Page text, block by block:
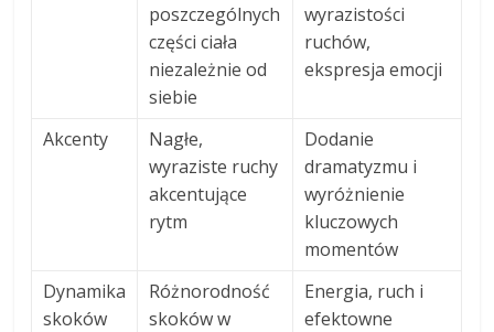
poszczególnych
części ciała
niezależnie od
siebie
wyrazistości
ruchów,
ekspresja emocji
Akcenty
Nagłe,
wyraziste ruchy
akcentujące
rytm
Dodanie
dramatyzmu i
wyróżnienie
kluczowych
momentów
Dynamika
skoków
Różnorodność
skoków w
Energia, ruch i
efektowne